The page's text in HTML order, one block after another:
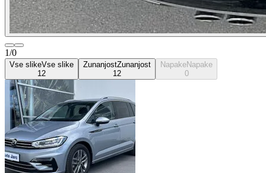
1/0
Vse slikeVse slike
12
ZunanjostZunanjost
12
NapakeNapake
0